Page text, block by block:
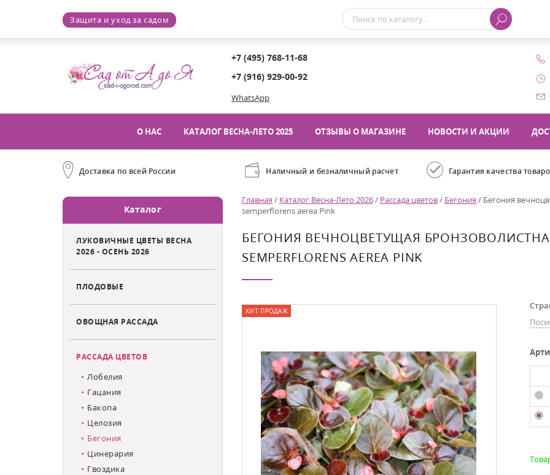
Защита и уход за садом
+7 (495) 768-11-68
+7 (916) 929-00-92
WhatsApp
О НАС КАТАЛОГ ВЕСНА-ЛЕТО 2025 ОТЗЫВЫ О МАГАЗИНЕ НОВОСТИ И АКЦИИ
Доставка по всей России Наличный и безналичный расчет Гарантия качества
Каталог
ЛУКОВИЧНЫЕ ЦВЕТЫ ВЕСНА
2026 - ОСЕНЬ 2026
ПЛОДОВЫЕ
ОВОЩНАЯ РАССАДА
РАССАДА ЦВЕТОВ
Лобелия
Гацания
Бакопа
Целозия
Бегония
Цинерария
Гвоздика
Главная / Каталог Весна-Лето 2026/ Рассада цветов/ Бегония / Бегония
semperflorens aerea Pink
БЕГОНИЯ ВЕЧНОЦВЕТУЩАЯ
SEMPERFLORENS AEREA PINK
ХИТ ПРОДАЖ